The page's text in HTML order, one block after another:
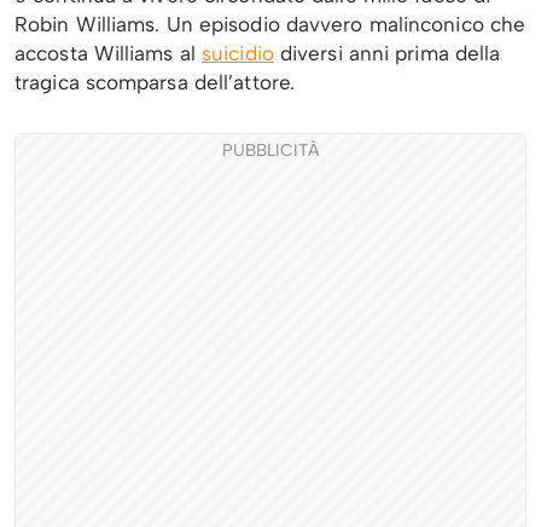
Robin Williams. Un episodio davvero malinconico che
accosta Williams al suicidiodiversi anni prima della
tragica scomparsa dell’attore.
PUBBLICITÀ